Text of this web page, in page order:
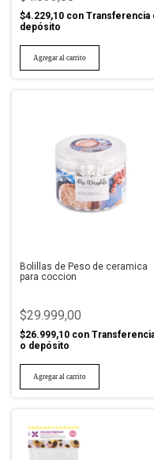
$4.229,10 con Transferencia
depósito
Bolillas de Peso de ceramica
para coccion
$29.999,00
$26.999,10 con
o depósito